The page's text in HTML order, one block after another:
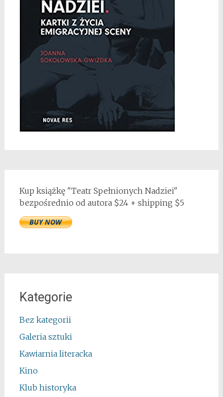
Kup książkę "Teatr Spełnionych Nadziei"
bezpośrednio od autora $24 + shipping $5
Kategorie
Bez kategorii
Galeria sztuki
Kawiarnia literacka
Kino
Klub historyka